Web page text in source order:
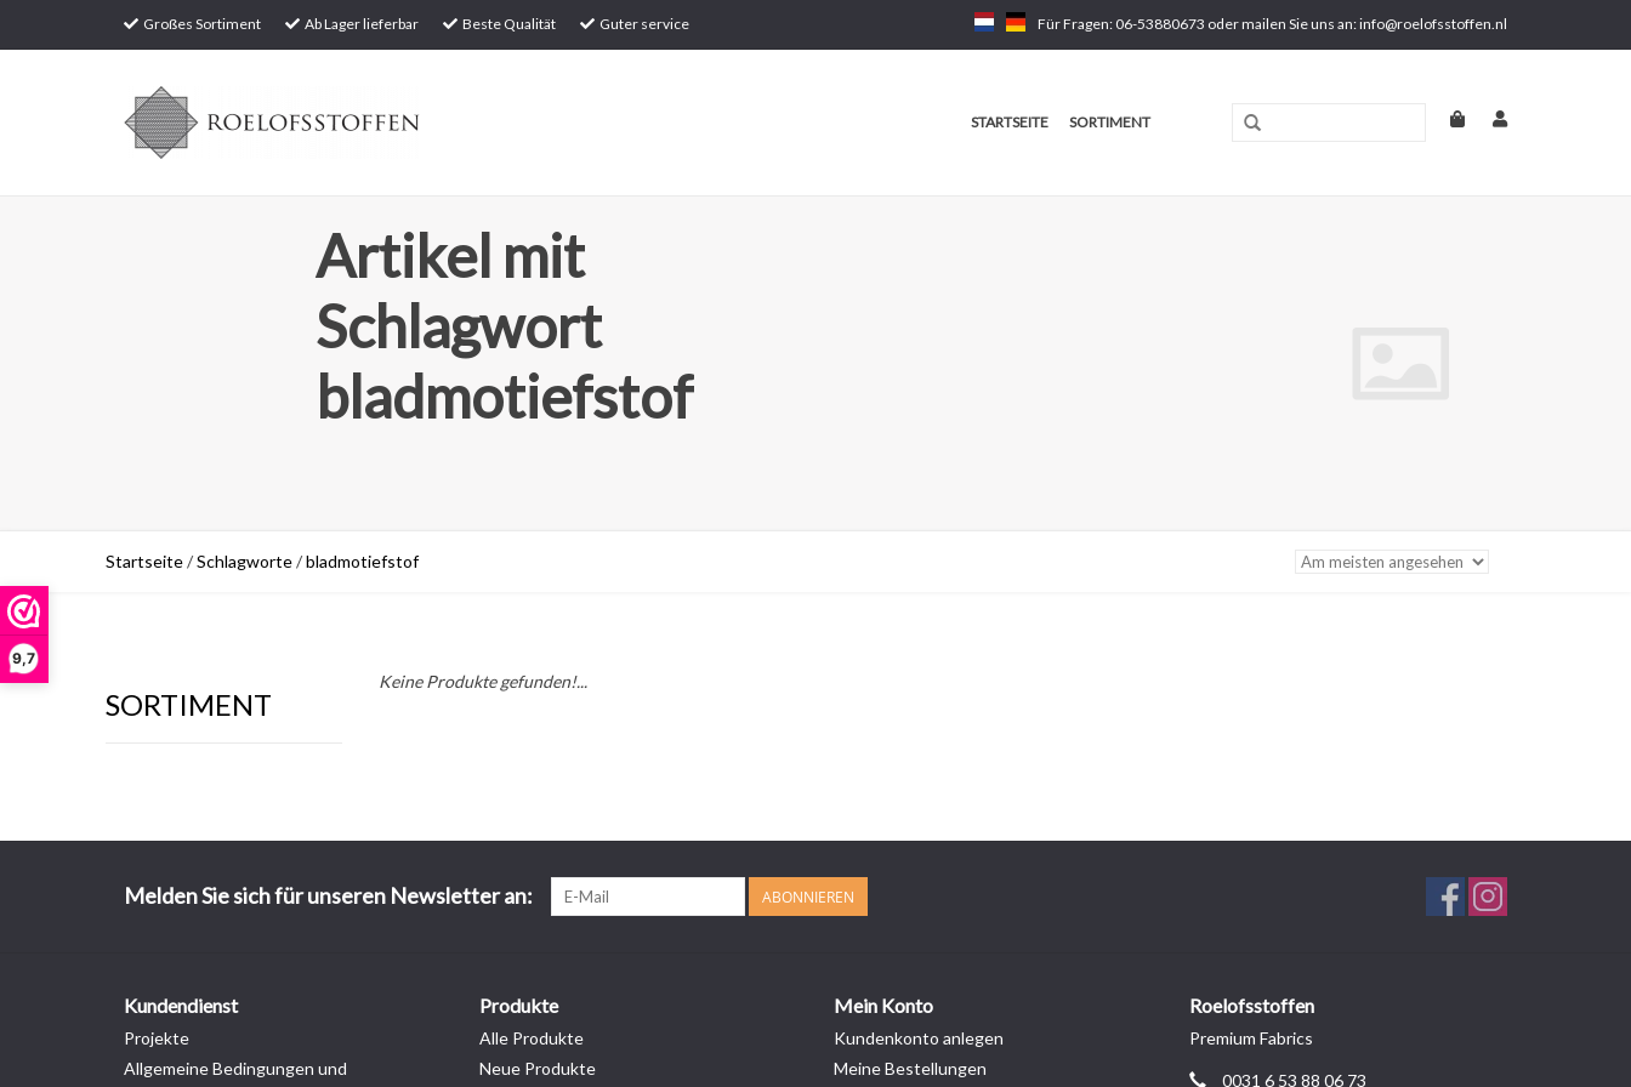
9,7
Großes Sortiment Ab Lager lieferbar Beste Qualität Guter service Für Fragen: 06-53880673 oder mailen Sie uns an:info@roelofsstoffen.nl
STARTSEITE SORTIMENT
Artikel mit
Schlagwort
bladmotiefstof
Startseite/Schlagworte/bladmotiefstof
SORTIMENT
Keine Produkte gefunden!...
Melden Sie sich für unseren Newsletter an: ABONNIEREN
Kundendienst
Projekte
Allgemeine Bedingungen und
Produkte
Alle Produkte
Neue Produkte
Mein Konto
Kundenkonto anlegen
Meine Bestellungen
Roelofsstoffen
Premium Fabrics
0031 6 53 88 06 73